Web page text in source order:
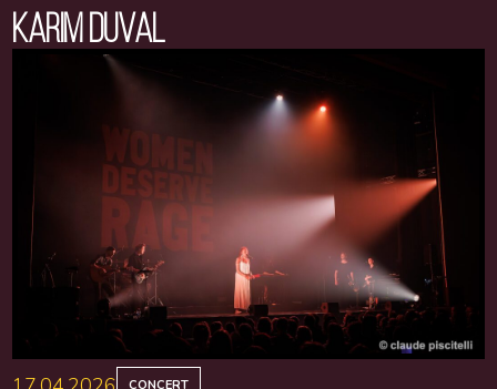
KARIM DUVAL
CONCERT